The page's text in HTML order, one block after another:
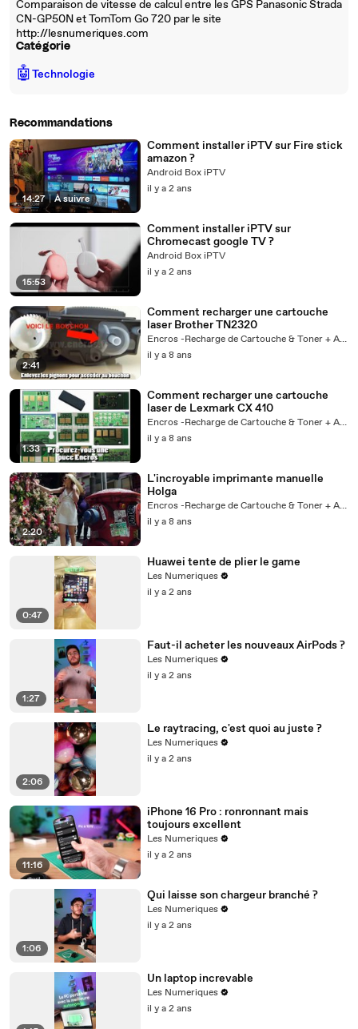
Comparaison de vitesse de calcul entre les GPS Panasonic Strada
CN-GP50N et TomTom Go 720 par le site
http://lesnumeriques.com
Catégorie
🤖Technologie
Recommandations
14:27 | À suivre
Comment installer iPTV sur Fire stick
amazon ?
Android Box iPTV
il y a 2 ans
15:53
Comment installer iPTV sur
Chromecast google TV ?
Android Box iPTV
il y a 2 ans
2:41
Comment recharger une cartouche
laser Brother TN2320
Encros -Recharge de Cartouche & Toner + Actus
il y a 8 ans
1:33
Comment recharger une cartouche
laser de Lexmark CX 410
Encros -Recharge de Cartouche & Toner + Actus
il y a 8 ans
2:20
L'incroyable imprimante manuelle
Holga
Encros -Recharge de Cartouche & Toner + Actus
il y a 8 ans
0:47
Huawei tente de plier le game
Les Numeriques
il y a 2 ans
1:27
Faut-il acheter les nouveaux AirPods ?
Les Numeriques
il y a 2 ans
2:06
Le raytracing, c'est quoi au juste ?
Les Numeriques
il y a 2 ans
11:16
iPhone 16 Pro : ronronnant mais
toujours excellent
Les Numeriques
il y a 2 ans
1:06
Qui laisse son chargeur branché ?
Les Numeriques
il y a 2 ans
Un laptop increvable
Les Numeriques
il y a 2 ans